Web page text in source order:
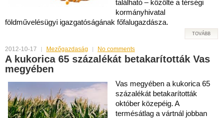
található – közölte a térségi
kormányhivatal
földművelésügyi igazgatóságának főfalugazdásza.
TOVÁBB
2012-10-17 Mezőgazdaság No comments
A kukorica 65 százalékát betakarították Vas
megyében
Vas megyében a kukorica 65
százalékát betakarították
október közepéig. A
termésátlag a vártnál jobban